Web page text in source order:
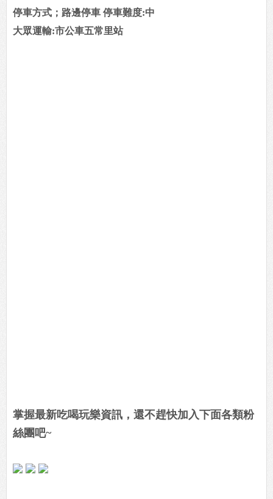
停車方式；路邊停車 停車難度:中
大眾運輸:市公車五常里站
掌握最新吃喝玩樂資訊，還不趕快加入下面各類粉
絲團吧~